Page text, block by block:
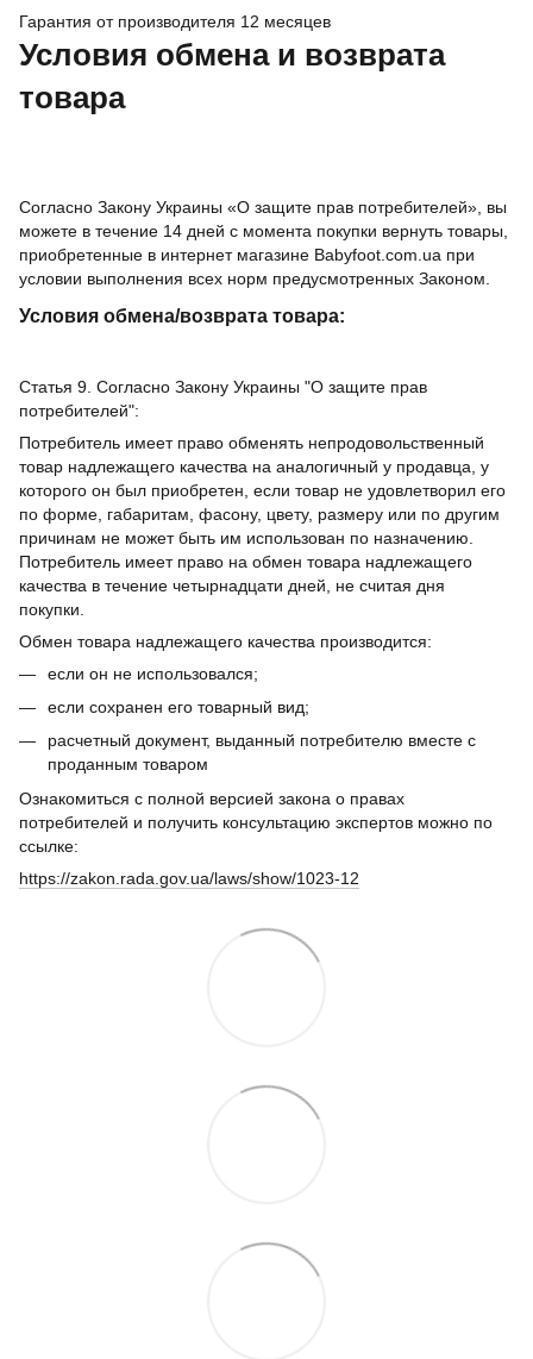
Гарантия от производителя 12 месяцев
Условия обмена и возврата
товара
Согласно Закону Украины «О защите прав потребителей», вы
можете в течение 14 дней с момента покупки вернуть товары,
приобретенные в интернет магазине Babyfoot.com.ua при
условии выполнения всех норм предусмотренных Законом.
Условия обмена/возврата товара:
Статья 9. Согласно Закону Украины "О защите прав
потребителей":
Потребитель имеет право обменять непродовольственный
товар надлежащего качества на аналогичный у продавца, у
которого он был приобретен, если товар не удовлетворил его
по форме, габаритам, фасону, цвету, размеру или по другим
причинам не может быть им использован по назначению.
Потребитель имеет право на обмен товара надлежащего
качества в течение четырнадцати дней, не считая дня
покупки.
Обмен товара надлежащего качества производится:
если он не использовался;
если сохранен его товарный вид;
расчетный документ, выданный потребителю вместе с
проданным товаром
Ознакомиться с полной версией закона о правах
потребителей и получить консультацию экспертов можно по
ссылке:
https://zakon.rada.gov.ua/laws/show/1023-12